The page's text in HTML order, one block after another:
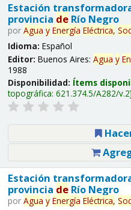
Estación
provincia deRío Negro
por Agua y Energía Eléctrica,
Idioma: Español
Editor: Buenos Aires: Agua y
1988
Disponibilidad: Ítems
topográfica: 621.374.5/A282/v.2
Estación
provincia deRío Negro
por Agua y Energía Eléctrica,